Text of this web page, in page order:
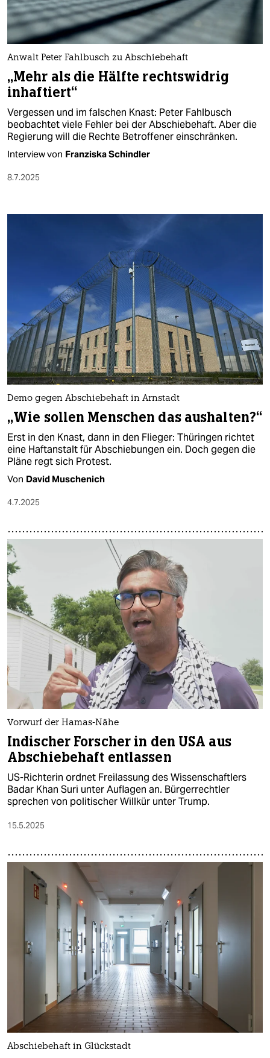
Anwalt Peter Fahlbusch zu Abschiebehaft
„Mehr als die Hälfte rechtswidrig
inhaftiert“
Vergessen und im falschen Knast: Peter Fahlbusch
beobachtet viele Fehler bei der Abschiebehaft. Aber die
Regierung will die Rechte Betroffener einschränken.
Interview von Franziska Schindler
8.7.2025
Demo gegen Abschiebehaft in Arnstadt
„Wie sollen Menschen das aushalten?“
Erst in den Knast, dann in den Flieger: Thüringen richtet
eine Haftanstalt für Abschiebungen ein. Doch gegen die
Pläne regt sich Protest.
Von David Muschenich
4.7.2025
Vorwurf der Hamas-Nähe
Indischer Forscher in den USA aus
Abschiebehaft entlassen
US-Richterin ordnet Freilassung des Wissenschaftlers
Badar Khan Suri unter Auflagen an. Bürgerrechtler
sprechen von politischer Willkür unter Trump.
15.5.2025
Abschiebehaft in Glückstadt